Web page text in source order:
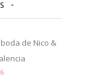
de Nico &